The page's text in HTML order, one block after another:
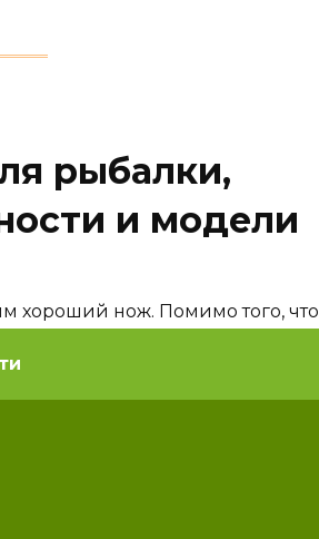
рыбалки,
и модели
хороший нож. Помимо того, что